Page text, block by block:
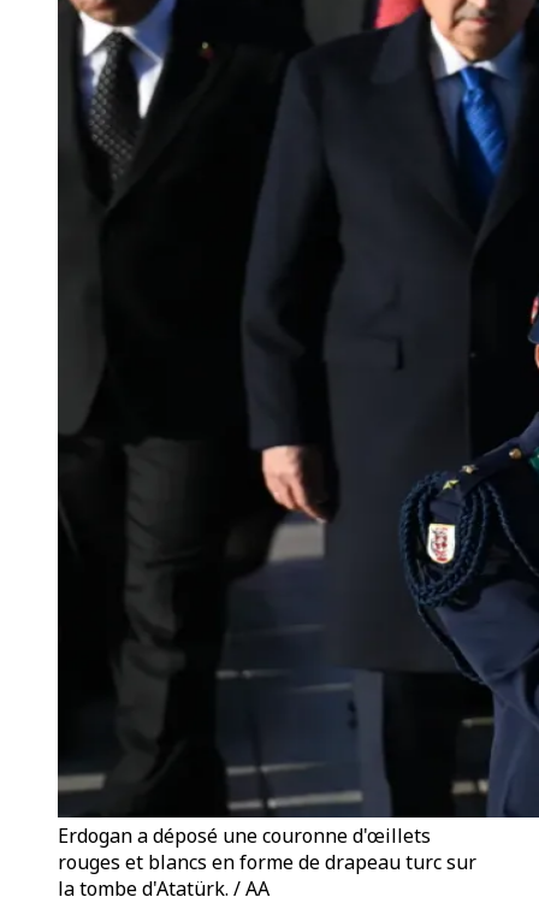
Erdogan a déposé une couronne d'œillets
rouges et blancs en forme de drapeau turc sur
la tombe d'Atatürk. / AA